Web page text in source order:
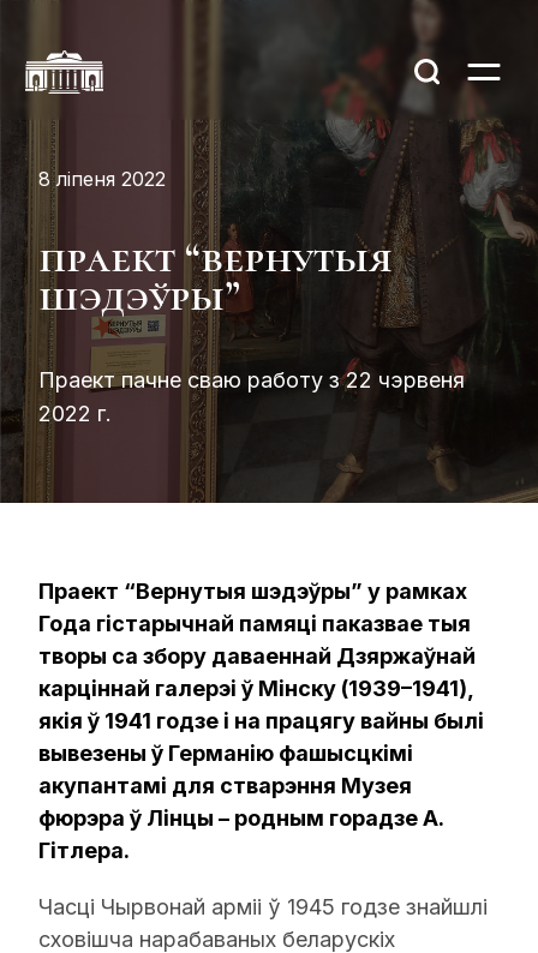
8 ліпеня 2022
праект “вернутыя
шэдэўры”
Праект пачне сваю работу з 22 чэрвеня
2022 г.
Праект “Вернутыя шэдэўры” у рамках
Года гістарычнай памяці паказвае тыя
творы са збору даваеннай Дзяржаўнай
карціннай галерэі ў Мінску (1939–1941),
якія ў 1941 годзе і на працягу вайны былі
вывезены ў Германію фашысцкімі
акупантамі для стварэння Музея
фюрэра ў Лінцы – родным горадзе А.
Гітлера.
Часці Чырвонай арміі ў 1945 годзе знайшлі
сховішча нарабаваных беларускіх